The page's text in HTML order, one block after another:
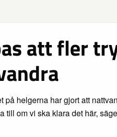
att fler
på helgerna har gjort att
till om vi ska klara det här,